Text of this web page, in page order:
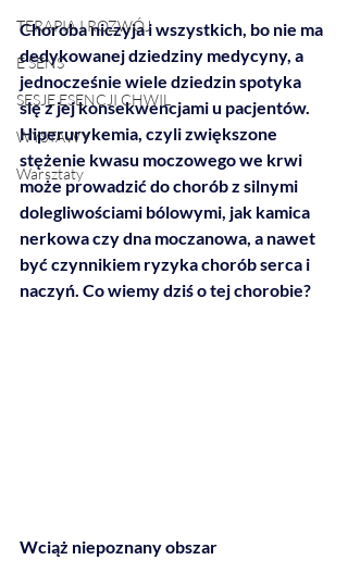
TERAPIA I ROZWÓJ
E SENS
SESJE ESENCJI CHWIL
WYSTAWY
Warsztaty
Choroba niczyja i wszystkich, bo nie ma
dedykowanej dziedziny medycyny, a
jednocześnie wiele dziedzin spotyka
się z jej konsekwencjami u pacjentów.
Hiperurykemia, czyli zwiększone
stężenie kwasu moczowego we krwi
może prowadzić do chorób z silnymi
dolegliwościami bólowymi, jak kamica
nerkowa czy dna moczanowa, a nawet
być czynnikiem ryzyka chorób serca i
naczyń. Co wiemy dziś o tej chorobie?
Wciąż niepoznany obszar